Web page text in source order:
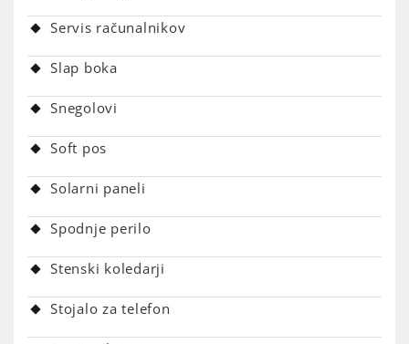
Servis računalnikov
Slap boka
Snegolovi
Soft pos
Solarni paneli
Spodnje perilo
Stenski koledarji
Stojalo za telefon